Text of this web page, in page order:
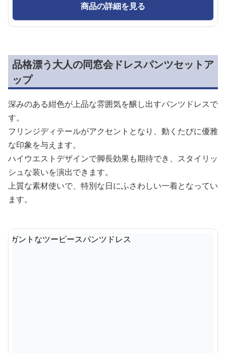
商品の詳細を見る
品格漂う大人の同窓会ドレスパンツセットア
ップ
深みのある紺色が上品な雰囲気を醸し出すパンツドレスで
す。
フリンジディテールがアクセントとなり、動くたびに優雅
な印象を与えます。
ハイウエストデザインで脚長効果も期待でき、スタイリッ
シュな装いを演出できます。
上質な素材使いで、特別な日にふさわしい一着となってい
ます。